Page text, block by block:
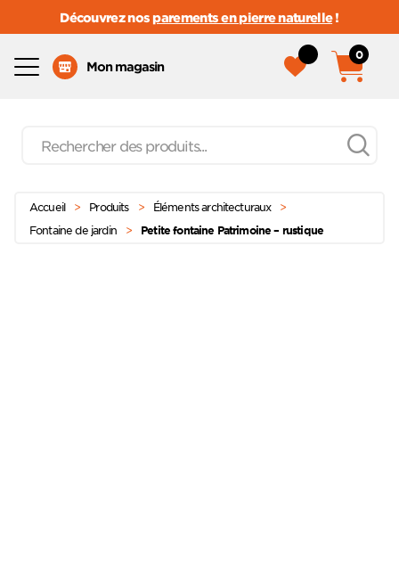
Découvrez nosparements en pierre naturelle!
Mon magasin
0
contenu
Menu
Accueil > Produits > Éléments architecturaux
>
Fontaine de jardin
> Petite fontaine Patrimoine – rustique